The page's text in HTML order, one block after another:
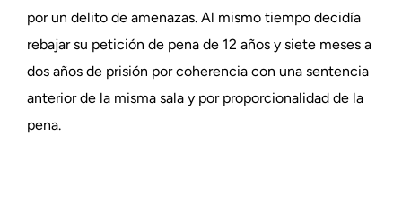
por un delito de amenazas. Al mismo tiempo decidía
rebajar su petición de pena de 12 años y siete meses a
dos años de prisión por coherencia con una sentencia
anterior de la misma sala y por proporcionalidad de la
pena.